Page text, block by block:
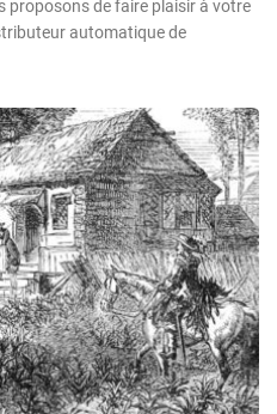
proposons de faire plaisir à votre
automatique de